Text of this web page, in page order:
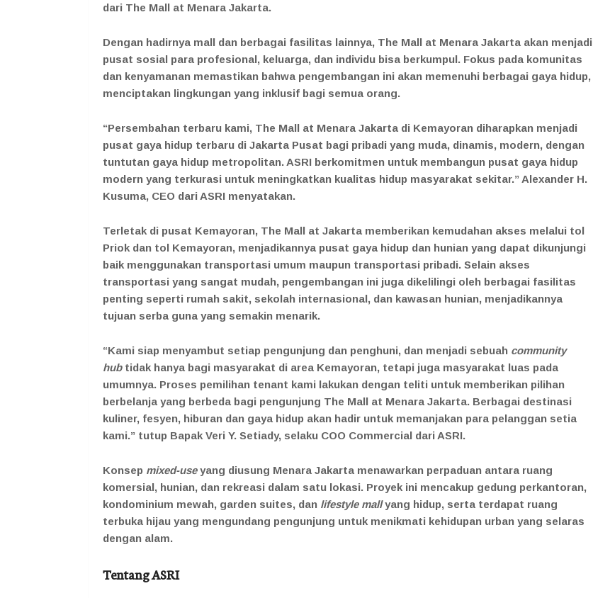
dari The Mall at Menara Jakarta.
Dengan hadirnya mall dan berbagai fasilitas lainnya, The Mall at Menara Jakarta akan menjadi
pusat sosial para profesional, keluarga, dan individu bisa berkumpul. Fokus pada komunitas
dan kenyamanan memastikan bahwa pengembangan ini akan memenuhi berbagai gaya hidup,
menciptakan lingkungan yang inklusif bagi semua orang.
“Persembahan terbaru kami, The Mall at Menara Jakarta di Kemayoran diharapkan menjadi
pusat gaya hidup terbaru di Jakarta Pusat bagi pribadi yang muda, dinamis, modern, dengan
tuntutan gaya hidup metropolitan. ASRI berkomitmen untuk membangun pusat gaya hidup
modern yang terkurasi untuk meningkatkan kualitas hidup masyarakat sekitar.” Alexander H.
Kusuma, CEO dari ASRI menyatakan.
Terletak di pusat Kemayoran, The Mall at Jakarta memberikan kemudahan akses melalui tol
Priok dan tol Kemayoran, menjadikannya pusat gaya hidup dan hunian yang dapat dikunjungi
baik menggunakan transportasi umum maupun transportasi pribadi. Selain akses
transportasi yang sangat mudah, pengembangan ini juga dikelilingi oleh berbagai fasilitas
penting seperti rumah sakit, sekolah internasional, dan kawasan hunian, menjadikannya
tujuan serba guna yang semakin menarik.
“Kami siap menyambut setiap pengunjung dan penghuni, dan menjadi sebuah community
hubtidak hanya bagi masyarakat di area Kemayoran, tetapi juga masyarakat luas pada
umumnya. Proses pemilihan tenant kami lakukan dengan teliti untuk memberikan pilihan
berbelanja yang berbeda bagi pengunjung The Mall at Menara Jakarta. Berbagai destinasi
kuliner, fesyen, hiburan dan gaya hidup akan hadir untuk memanjakan para pelanggan setia
kami.” tutup Bapak Veri Y. Setiady, selaku COO Commercial dari ASRI.
Konsep mixed-useyang diusung Menara Jakarta menawarkan perpaduan antara ruang
komersial, hunian, dan rekreasi dalam satu lokasi. Proyek ini mencakup gedung perkantoran,
kondominium mewah, garden suites, dan lifestyle mallyang hidup, serta terdapat ruang
terbuka hijau yang mengundang pengunjung untuk menikmati kehidupan urban yang selaras
dengan alam.
Tentang ASRI